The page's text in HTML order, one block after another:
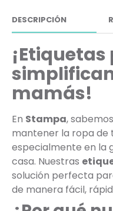
DESCRIPCIÓN
mamás!
En Stampa,
mantener la ropa de
especialmente en la
casa. Nuestras
solución perfecta
de manera fácil,